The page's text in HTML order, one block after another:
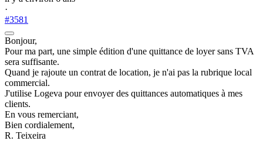
·
#3581
Bonjour,
Pour ma part, une simple édition d'une quittance de loyer sans TVA
sera suffisante.
Quand je rajoute un contrat de location, je n'ai pas la rubrique local
commercial.
J'utilise Logeva pour envoyer des quittances automatiques à mes
clients.
En vous remerciant,
Bien cordialement,
R. Teixeira